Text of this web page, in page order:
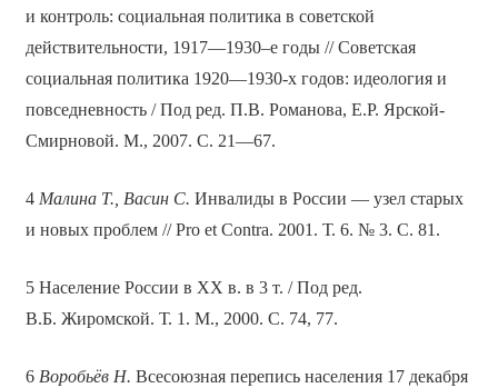
и контроль: социальная политика в советской
действительности, 1917—1930–е годы // Советская
социальная политика 1920—1930-х годов: идеология и
повседневность / Под ред. П.В. Романова, Е.Р. Ярской-
Смирновой. М., 2007. С. 21—67.
4 Малина Т., Васин С. Инвалиды в России — узел старых
и новых проблем // Pro et Contra. 2001. Т. 6. № 3. С. 81.
5 Население России в XX в. в 3 т. / Под ред.
В.Б. Жиромской. Т. 1. М., 2000. С. 74, 77.
6 Воробьёв Н. Всесоюзная перепись населения 17 декабря